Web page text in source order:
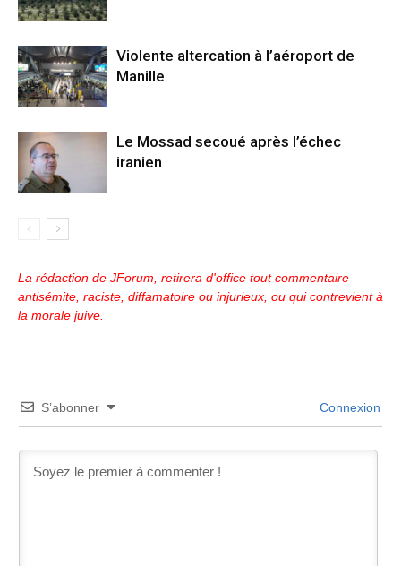
Violente altercation à l’aéroport de
Manille
Le Mossad secoué après l’échec
iranien
La rédaction de JForum, retirera d'office tout commentaire
antisémite, raciste, diffamatoire ou injurieux, ou qui contrevient à
la morale juive.
S’abonner Connexion